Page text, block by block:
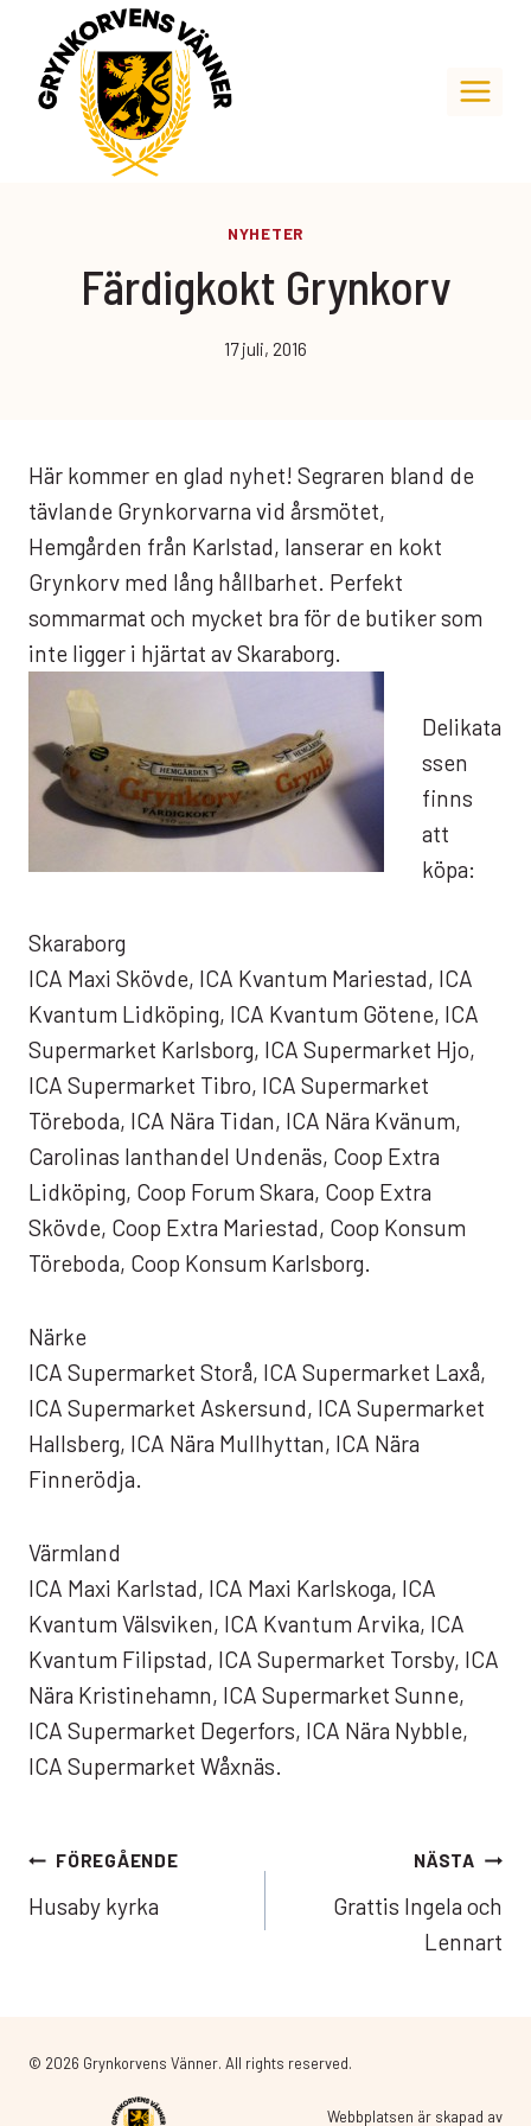
content
NYHETER
Färdigkokt Grynkorv
17 juli, 2016
Här kommer en glad nyhet! Segraren bland de
tävlande Grynkorvarna vid årsmötet,
Hemgården från Karlstad, lanserar en kokt
Grynkorv med lång hållbarhet. Perfekt
sommarmat och mycket bra för de butiker som
inte ligger i hjärtat av Skaraborg.
Delikata
ssen
finns
att
köpa:
Skaraborg
ICA Maxi Skövde, ICA Kvantum Mariestad, ICA
Kvantum Lidköping, ICA Kvantum Götene, ICA
Supermarket Karlsborg, ICA Supermarket Hjo,
ICA Supermarket Tibro, ICA Supermarket
Töreboda, ICA Nära Tidan, ICA Nära Kvänum,
Carolinas lanthandel Undenäs, Coop Extra
Lidköping, Coop Forum Skara, Coop Extra
Skövde, Coop Extra Mariestad, Coop Konsum
Töreboda, Coop Konsum Karlsborg.
Närke
ICA Supermarket Storå, ICA Supermarket Laxå,
ICA Supermarket Askersund, ICA Supermarket
Hallsberg, ICA Nära Mullhyttan, ICA Nära
Finnerödja.
Värmland
ICA Maxi Karlstad, ICA Maxi Karlskoga, ICA
Kvantum Välsviken, ICA Kvantum Arvika, ICA
Kvantum Filipstad, ICA Supermarket Torsby, ICA
Nära Kristinehamn, ICA Supermarket Sunne,
ICA Supermarket Degerfors, ICA Nära Nybble,
ICA Supermarket Wåxnäs.
Inläggsnavigering
FÖREGÅENDE
Husaby kyrka
NÄSTA
Grattis Ingela och
Lennart
© 2026 Grynkorvens Vänner. All rights reserved.
Webbplatsen är skapad av